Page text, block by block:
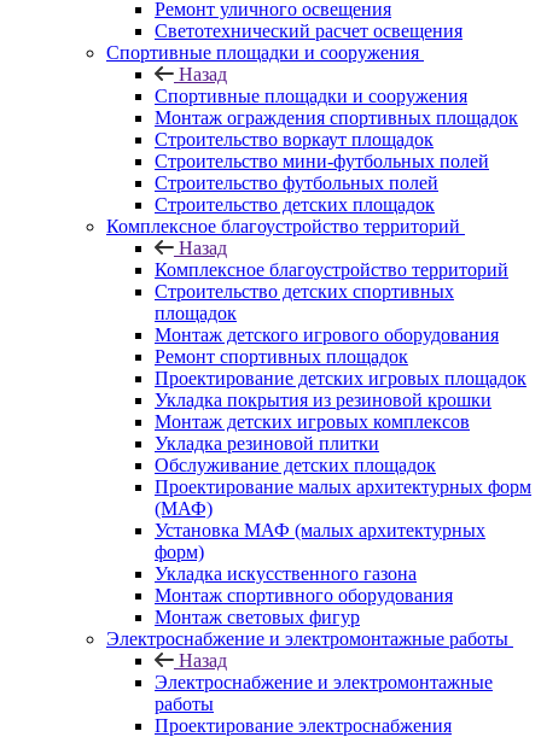
Ремонт уличного освещения
Светотехнический расчет освещения
Спортивные площадки и сооружения
Назад
Спортивные площадки и сооружения
Монтаж ограждения спортивных площадок
Строительство воркаут площадок
Строительство мини-футбольных полей
Строительство футбольных полей
Строительство детских площадок
Комплексное благоустройство территорий
Назад
Комплексное благоустройство территорий
Строительство детских спортивных
площадок
Монтаж детского игрового оборудования
Ремонт спортивных площадок
Проектирование детских игровых площадок
Укладка покрытия из резиновой крошки
Монтаж детских игровых комплексов
Укладка резиновой плитки
Обслуживание детских площадок
Проектирование малых архитектурных форм
(МАФ)
Установка МАФ (малых архитектурных
форм)
Укладка искусственного газона
Монтаж спортивного оборудования
Монтаж световых фигур
Электроснабжение и электромонтажные работы
Назад
Электроснабжение и электромонтажные
работы
Проектирование электроснабжения